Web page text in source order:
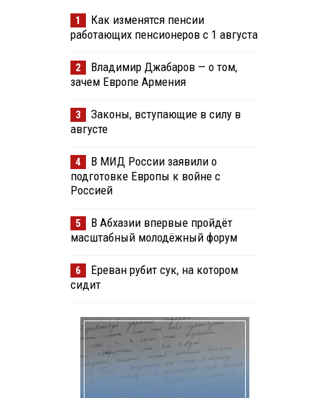
1
Как изменятся пенсии
работающих пенсионеров с 1 августа
2
Владимир Джабаров — о том,
зачем Европе Армения
3
Законы, вступающие в силу в
августе
4
В МИД России заявили о
подготовке Европы к войне с
Россией
5
В Абхазии впервые пройдёт
масштабный молодёжный форум
6
Ереван рубит сук, на котором
сидит